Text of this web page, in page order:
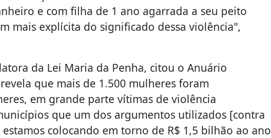
e com filha de 1 ano agarrada a seu peito
mais explícita do significado dessa violência",
da Lei Maria da Penha, citou o Anuário
que mais de 1.500 mulheres foram
em grande parte vítimas de violência
que um dos argumentos utilizados [contra
colocando em torno de R$ 1,5 bilhão ao ano